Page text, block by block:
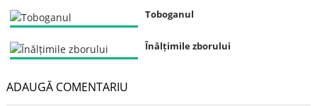
Toboganul
Înălțimile zborului
ADAUGĂ COMENTARIU